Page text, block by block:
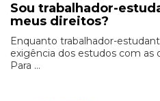
Sou trabalhador-
meus direitos?
Enquanto trabalhador-
exigência dos estudos com as
Para ...